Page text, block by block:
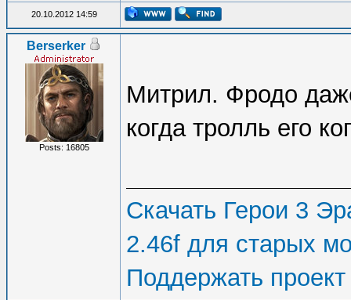
20.10.2012 14:59
Berserker
Posts: 16805
Митрил. Фродо
когда тролль его
Скачать Герои 3
2.46f для старых
Поддержать проект